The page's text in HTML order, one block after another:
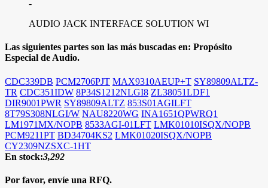
-
AUDIO JACK INTERFACE SOLUTION WI
Las siguientes partes son las más buscadas en: Propósito
Especial de Audio.
CDC339DB PCM2706PJT MAX9310AEUP+T SY89809ALTZ-
TR CDC351IDW 8P34S1212NLGI8 ZL38051LDF1
DIR9001PWR SY89809ALTZ 853S01AGILFT
8T79S308NLGI/W NAU8220WG INA1651QPWRQ1
LM1971MX/NOPB 8533AGI-01LFT LMK01010ISQX/NOPB
PCM9211PT BD34704KS2 LMK01020ISQX/NOPB
CY2309NZSXC-1HT
En stock:3,292
Por favor, envíe una RFQ.